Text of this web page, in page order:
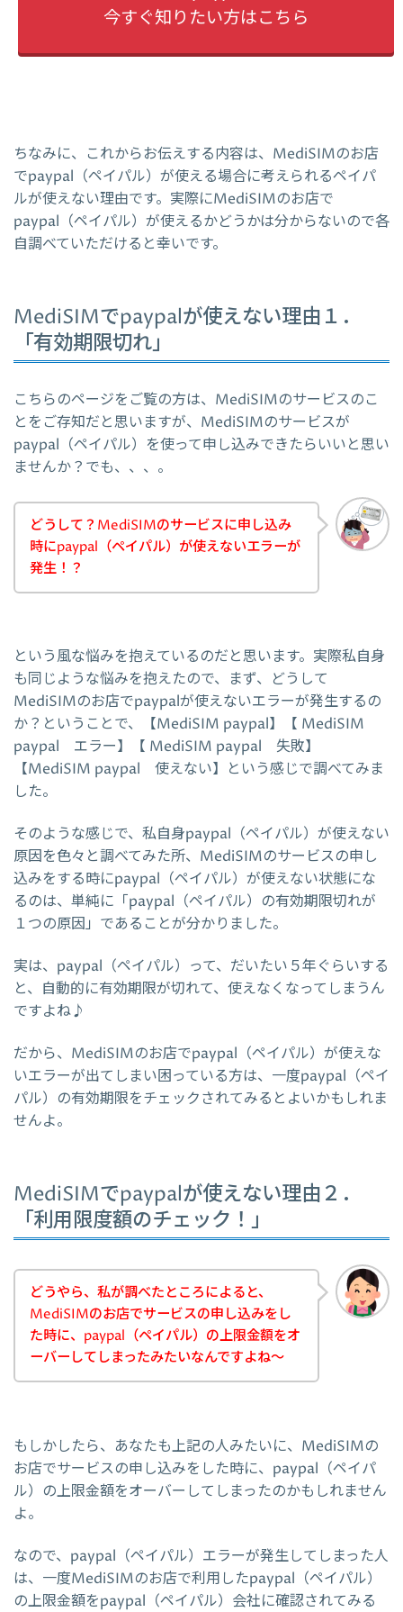
今すぐ知りたい方はこちら
ちなみに、これからお伝えする内容は、MediSIMのお店
でpaypal（ペイパル）が使える場合に考えられるペイパ
ルが使えない理由です。実際にMediSIMのお店で
paypal（ペイパル）が使えるかどうかは分からないので各
自調べていただけると幸いです。
MediSIMでpaypalが使えない理由１．
「有効期限切れ」
こちらのページをご覧の方は、MediSIMのサービスのこ
とをご存知だと思いますが、MediSIMのサービスが
paypal（ペイパル）を使って申し込みできたらいいと思い
ませんか？でも、、、。
どうして？MediSIMのサービスに申し込み
時にpaypal（ペイパル）が使えないエラーが
発生！？
という風な悩みを抱えているのだと思います。実際私自身
も同じような悩みを抱えたので、まず、どうして
MediSIMのお店でpaypalが使えないエラーが発生するの
か？ということで、【MediSIM paypal】【 MediSIM
paypal エラー】【 MediSIM paypal 失敗】
【MediSIM paypal 使えない】という感じで調べてみま
した。
そのような感じで、私自身paypal（ペイパル）が使えない
原因を色々と調べてみた所、MediSIMのサービスの申し
込みをする時にpaypal（ペイパル）が使えない状態にな
るのは、単純に「paypal（ペイパル）の有効期限切れが
１つの原因」であることが分かりました。
実は、paypal（ペイパル）って、だいたい５年ぐらいする
と、自動的に有効期限が切れて、使えなくなってしまうん
ですよね♪
だから、MediSIMのお店でpaypal（ペイパル）が使えな
いエラーが出てしまい困っている方は、一度paypal（ペイ
パル）の有効期限をチェックされてみるとよいかもしれま
せんよ。
MediSIMでpaypalが使えない理由２．
「利用限度額のチェック！」
どうやら、私が調べたところによると、
MediSIMのお店でサービスの申し込みをし
た時に、paypal（ペイパル）の上限金額をオ
ーバーしてしまったみたいなんですよね～
もしかしたら、あなたも上記の人みたいに、MediSIMの
お店でサービスの申し込みをした時に、paypal（ペイパ
ル）の上限金額をオーバーしてしまったのかもしれません
よ。
なので、paypal（ペイパル）エラーが発生してしまった人
は、一度MediSIMのお店で利用したpaypal（ペイパル）
の上限金額をpaypal（ペイパル）会社に確認されてみる